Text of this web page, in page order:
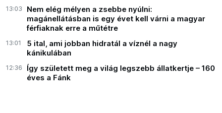
13:03
Nem elég mélyen a zsebbe nyúlni:
magánellátásban is egy évet kell várni a magyar
férfiaknak erre a műtétre
13:01
5 ital, ami jobban hidratál a víznél a nagy
kánikulában
12:36
Így született meg a világ legszebb állatkertje – 160
éves a Fánk